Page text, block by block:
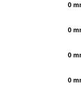
0
0
0
0